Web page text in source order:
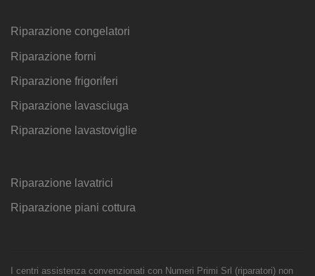
Riparazione congelatori
Riparazione forni
Riparazione frigoriferi
Riparazione lavasciuga
Riparazione lavastoviglie
Riparazione lavatrici
Riparazione piani cottura
I centri assistenza convenzionati con Numeri Primi Srl (riparatori) non